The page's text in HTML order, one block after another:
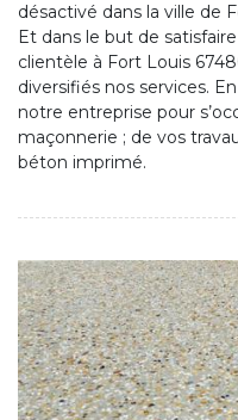
désactivé dans la ville de
Et dans le but de
clientèle à Fort Louis
diversifiés nos services.
notre entreprise pour
maçonnerie ; de vos
béton imprimé.